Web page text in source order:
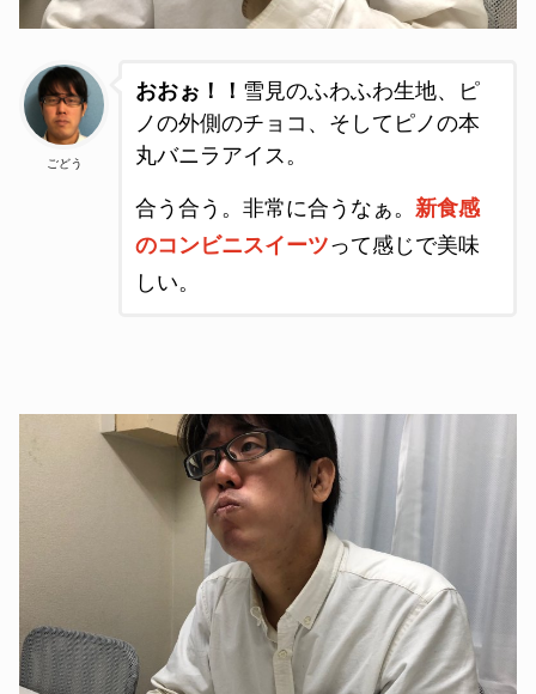
ごどう
おおぉ！！ 雪見のふわふわ生地、ピ
ノの外側のチョコ、そしてピノの本
丸バニラアイス。
合う合う。非常に合うなぁ。 新食感
のコンビニスイーツって感じで美味
しい。